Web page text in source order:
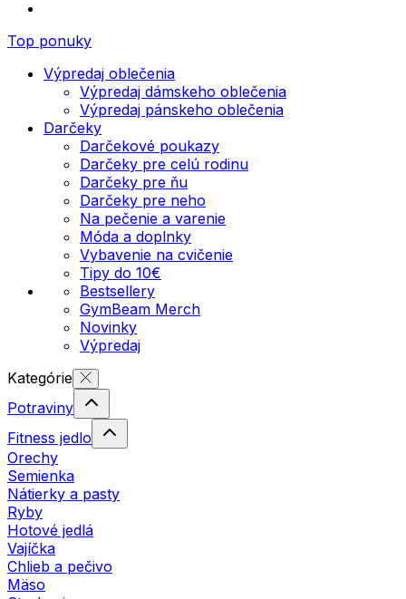
Top ponuky
Výpredaj oblečenia
Výpredaj dámskeho oblečenia
Výpredaj pánskeho oblečenia
Darčeky
Darčekové poukazy
Darčeky pre celú rodinu
Darčeky pre ňu
Darčeky pre neho
Na pečenie a varenie
Móda a doplnky
Vybavenie na cvičenie
Tipy do 10€
Bestsellery
GymBeam Merch
Novinky
Výpredaj
Kategórie
Potraviny
Fitness jedlo
Orechy
Semienka
Nátierky a pasty
Ryby
Hotové jedlá
Vajíčka
Chlieb a pečivo
Mäso